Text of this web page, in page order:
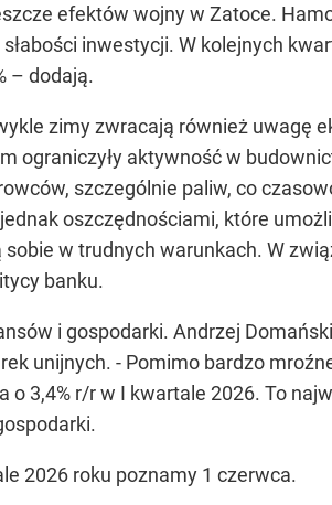
efektów wojny w Zatoce.
inwestycji. W kolejnych
– dodają.
zimy zwracają również uwagę
ograniczyły aktywność w
szczególnie paliw, co
oszczędnościami, które
w trudnych warunkach. W
banku.
i gospodarki. Andrzej
unijnych. - Pomimo bardzo
o 3,4% r/r w I kwartale 2026. To
2026 roku poznamy 1 czerwca.